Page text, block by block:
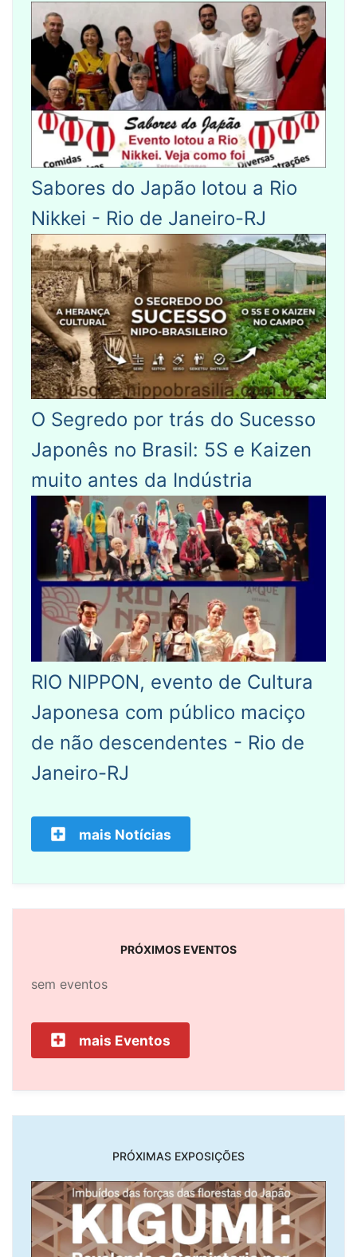
Sabores do Japão lotou a Rio
Nikkei - Rio de Janeiro-RJ
O Segredo por trás do Sucesso
Japonês no Brasil: 5S e Kaizen
muito antes da Indústria
RIO NIPPON, evento de Cultura
Japonesa com público maciço
de não descendentes - Rio de
Janeiro-RJ
mais Notícias
PRÓXIMOS EVENTOS
sem eventos
mais Eventos
PRÓXIMAS EXPOSIÇÕES